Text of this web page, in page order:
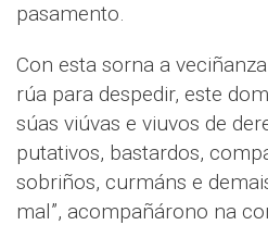
pasamento.
Con esta sorna a
rúa para despedir, este
súas viúvas e viuvos de
putativos, bastardos,
sobriños, curmáns e
mal”, acompañárono na